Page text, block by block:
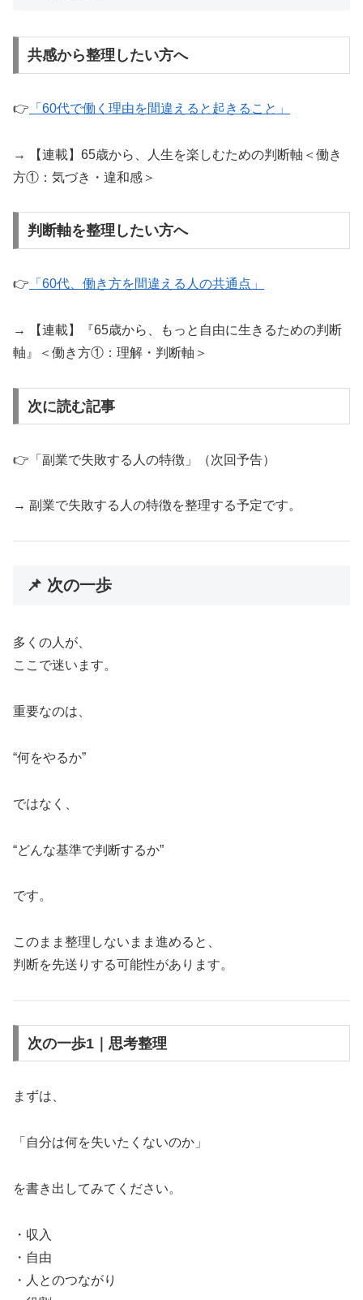
共感から整理したい方へ
👉 「60代で働く理由を間違えると起きること」
→ 【連載】65歳から、人生を楽しむための判断軸＜働き
方①：気づき・違和感＞
判断軸を整理したい方へ
👉 「60代、働き方を間違える人の共通点」
→ 【連載】『65歳から、もっと自由に生きるための判断
軸』＜働き方①：理解・判断軸＞
次に読む記事
👉「副業で失敗する人の特徴」（次回予告）
→ 副業で失敗する人の特徴を整理する予定です。
📌 次の一歩
多くの人が、
ここで迷います。
重要なのは、
“何をやるか”
ではなく、
“どんな基準で判断するか”
です。
このまま整理しないまま進めると、
判断を先送りする可能性があります。
次の一歩1｜思考整理
まずは、
「自分は何を失いたくないのか」
を書き出してみてください。
・収入
・自由
・人とのつながり